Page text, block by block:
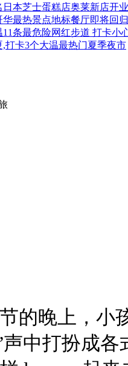
日本芝士蛋糕店奥莱新店开业
华最热景点地标餐厅即将回归
11条最危险网红步道 打卡小
,打卡3个大温最热门夏季夜市
的晚上，小
声中打扮成